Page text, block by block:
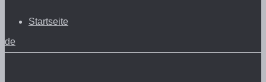
Startseite
de